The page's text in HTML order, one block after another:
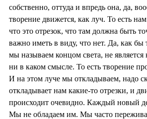
собственно, оттуда и впредь она, да,
творение движется, как луч. То есть
что это отрезок, что там должна быть
важно иметь в виду, что нет. Да, как бы
мы называем концом света, не
ни в каком смысле. То есть творение
И на этом луче мы откладываем, надо
откладывает нам какие-то отрезки, и
происходит очевидно. Каждый новый
Мы не обладаем им. Мы часто